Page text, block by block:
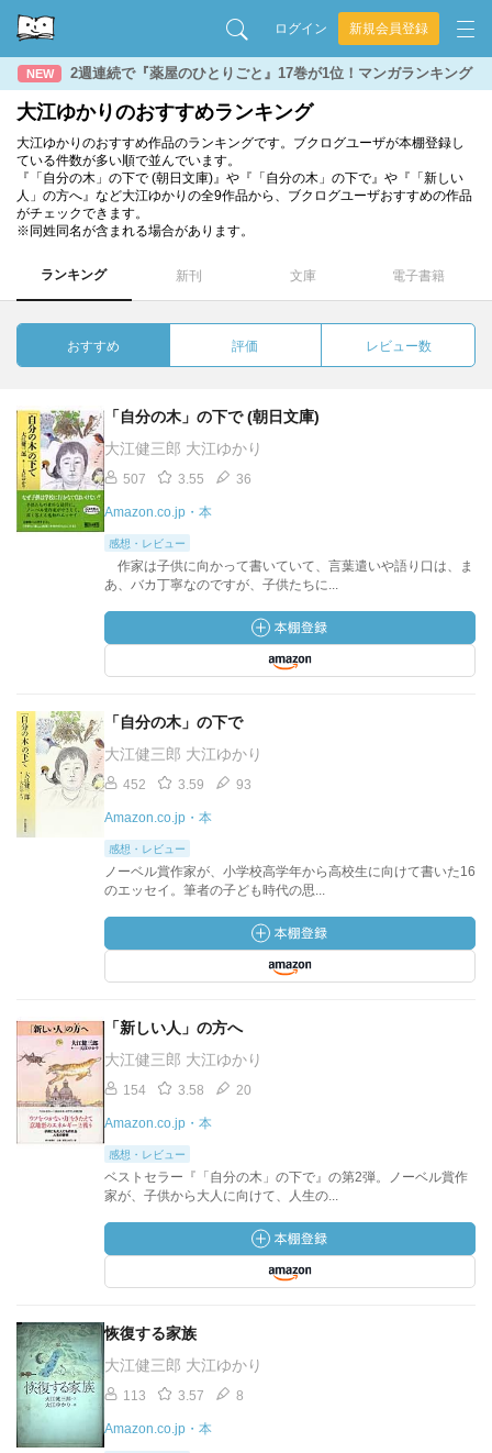
ログイン 新規会員登録
NEW 2週連続で『薬屋のひとりごと』17巻が1位！マンガランキング
大江ゆかりのおすすめランキング
大江ゆかりのおすすめ作品のランキングです。ブクログユーザが本棚登録し
ている件数が多い順で並んでいます。
『「自分の木」の下で (朝日文庫)』や『「自分の木」の下で』や『「新しい
人」の方へ』など大江ゆかりの全9作品から、ブクログユーザおすすめの作品
がチェックできます。
※同姓同名が含まれる場合があります。
ランキング 新刊 文庫 電子書籍
おすすめ 評価 レビュー数
「自分の木」の下で (朝日文庫)
大江健三郎 大江ゆかり
507 3.55 36
Amazon.co.jp・本
感想・レビュー
作家は子供に向かって書いていて、言葉遣いや語り口は、ま
あ、バカ丁寧なのですが、子供たちに...
「自分の木」の下で
大江健三郎 大江ゆかり
452 3.59 93
Amazon.co.jp・本
感想・レビュー
ノーベル賞作家が、小学校高学年から高校生に向けて書いた16
のエッセイ。筆者の子ども時代の思...
「新しい人」の方へ
大江健三郎 大江ゆかり
154 3.58 20
Amazon.co.jp・本
感想・レビュー
ベストセラー『「自分の木」の下で』の第2弾。ノーベル賞作
家が、子供から大人に向けて、人生の...
恢復する家族
大江健三郎 大江ゆかり
113 3.57 8
Amazon.co.jp・本